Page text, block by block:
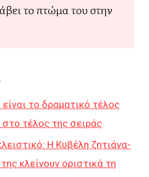
το πτώμα του στην
το δραματικό τέλος
τέλος της σειράς
Η Κυβέλη ζητιάνα-
κλείνουν οριστικά τη